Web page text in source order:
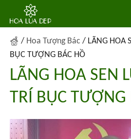
/ Hoa Tượng Bác / LÃNG HOA
BỤC TƯỢNG BÁC HỒ
LÃNG HOA SEN
TRÍ BỤC TƯỢNG